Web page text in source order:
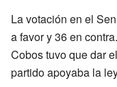
La votación en el
a favor y 36 en
Cobos tuvo que dar
partido apoyaba la